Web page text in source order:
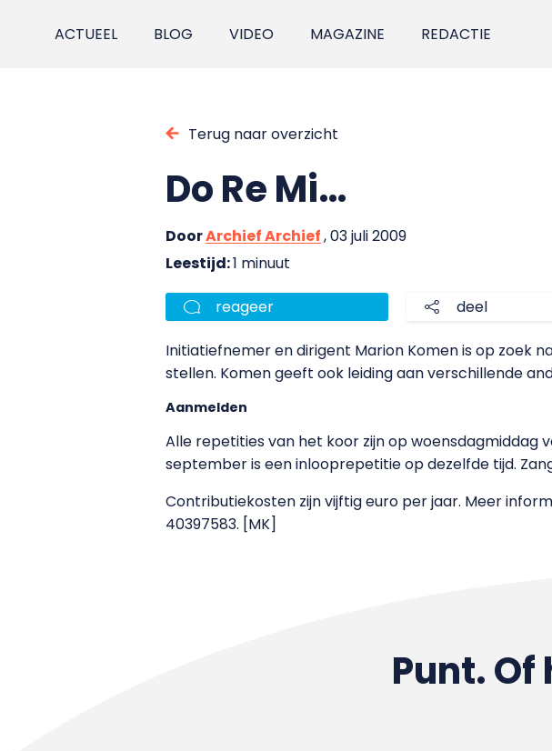
ACTUEEL BLOG VIDEO MAGAZINE REDACTIE
Terug naar overzicht
Do Re Mi…
DoorArchief Archief, 03 juli 2009
Leestijd:1 minuut
reageer deel
Initiatiefnemer en dirigent Marion Komen is op
stellen. Komen geeft ook leiding aan verschillende
Aanmelden
Alle repetities van het koor zijn op woensdagmiddag
september is een inlooprepetitie op dezelfde tijd.
Contributiekosten zijn vijftig euro per jaar. Meer
40397583. [MK]
Punt.